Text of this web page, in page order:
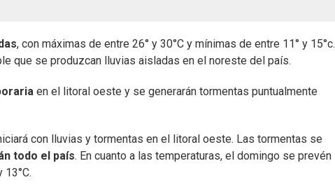
, con máximas de entre 26° y 30°C y mínimas de entre 11° y 15°c.
que se produzcan lluvias aisladas en el noreste del país.
en el litoral oeste y se generarán tormentas puntualmente
con lluvias y tormentas en el litoral oeste. Las tormentas se
todo el país. En cuanto a las temperaturas, el domingo se prevén